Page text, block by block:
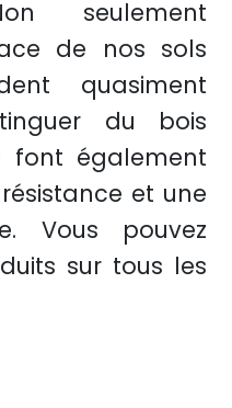
seulement
de nos sols
quasiment
du bois
font également
et une
Vous pouvez
sur tous les